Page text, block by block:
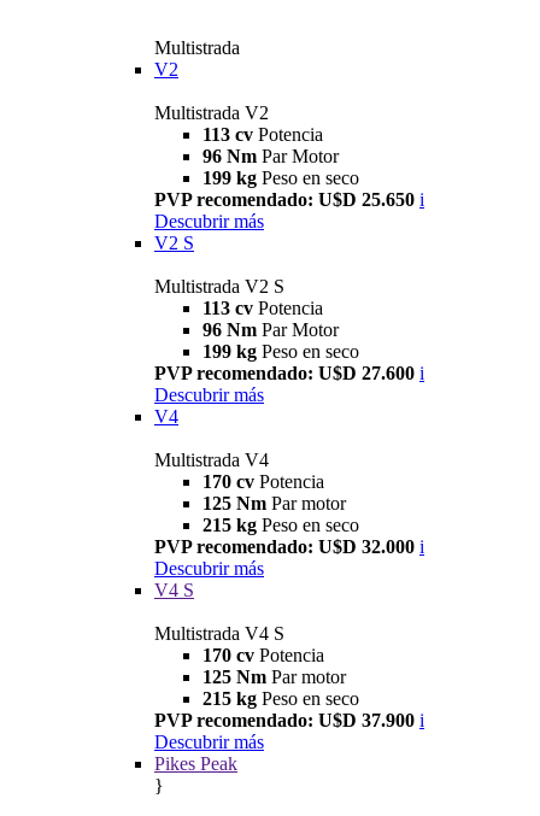
Multistrada
V2
Multistrada V2
113 cv Potencia
96 Nm Par Motor
199 kg Peso en seco
PVP recomendado: U$D 25.650 i
Descubrir más
V2 S
Multistrada V2 S
113 cv Potencia
96 Nm Par Motor
199 kg Peso en seco
PVP recomendado: U$D 27.600 i
Descubrir más
V4
Multistrada V4
170 cv Potencia
125 Nm Par motor
215 kg Peso en seco
PVP recomendado: U$D 32.000 i
Descubrir más
V4 S
Multistrada V4 S
170 cv Potencia
125 Nm Par motor
215 kg Peso en seco
PVP recomendado: U$D 37.900 i
Descubrir más
Pikes Peak
}